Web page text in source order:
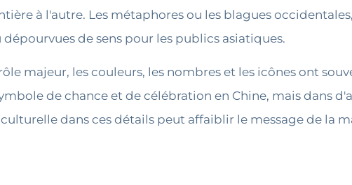
à l'autre. Les métaphores ou les blagues
de sens pour les publics asiatiques.
majeur, les couleurs, les nombres et les icônes ont
de chance et de célébration en Chine, mais dans
dans ces détails peut affaiblir le message de la